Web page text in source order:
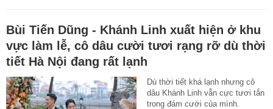
Bùi Tiến Dũng - Khánh Linh xuất hiện ở khu
vực làm lễ, cô dâu cười tươi rạng rỡ dù thời
tiết Hà Nội đang rất lạnh
Dù thời tiết khá lạnh nhưng cô
dâu Khánh Linh vẫn cực tươi tắn
trong đám cưới của mình.